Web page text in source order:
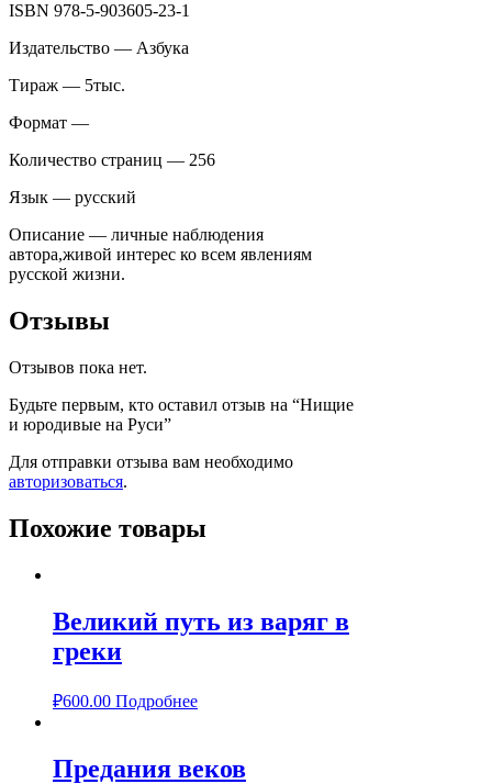
ISBN 978-5-903605-23-1
Издательство — Азбука
Тираж — 5тыс.
Формат —
Количество страниц — 256
Язык — русский
Описание — личные наблюдения
автора,живой интерес ко всем явлениям
русской жизни.
Отзывы
Отзывов пока нет.
Будьте первым, кто оставил отзыв на “Нищие
и юродивые на Руси”
Для отправки отзыва вам необходимо
авторизоваться.
Похожие товары
Великий путь из варяг в
греки
₽600.00 Подробнее
Предания веков